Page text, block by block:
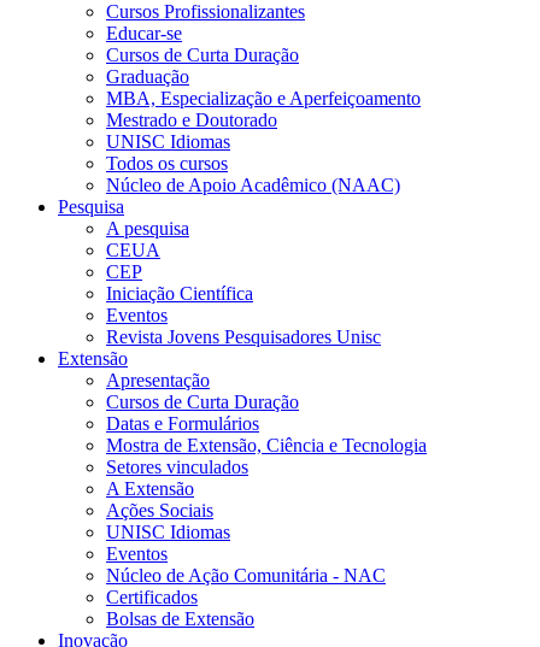
Cursos Profissionalizantes
Educar-se
Cursos de Curta Duração
Graduação
MBA, Especialização e Aperfeiçoamento
Mestrado e Doutorado
UNISC Idiomas
Todos os cursos
Núcleo de Apoio Acadêmico (NAAC)
Pesquisa
A pesquisa
CEUA
CEP
Iniciação Científica
Eventos
Revista Jovens Pesquisadores Unisc
Extensão
Apresentação
Cursos de Curta Duração
Datas e Formulários
Mostra de Extensão, Ciência e Tecnologia
Setores vinculados
A Extensão
Ações Sociais
UNISC Idiomas
Eventos
Núcleo de Ação Comunitária - NAC
Certificados
Bolsas de Extensão
Inovação